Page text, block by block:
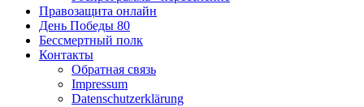
Правозащита онлайн
День Победы 80
Бессмертный полк
Контакты
Обратная связь
Impressum
Datenschutzerklärung